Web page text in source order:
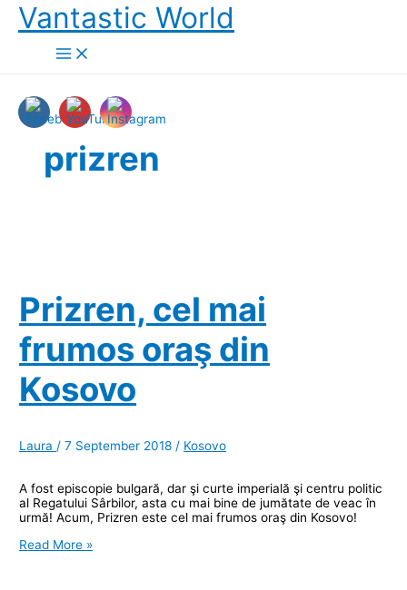
Skip
content
Vantastic World
prizren
Prizren, cel mai
frumos oraş din
Kosovo
Laura /7 September 2018 / Kosovo
A fost episcopie bulgară, dar şi curte imperială şi centru politic
al Regatului Sârbilor, asta cu mai bine de jumătate de veac în
urmă! Acum, Prizren este cel mai frumos oraş din Kosovo!
Prizren,
Read More »